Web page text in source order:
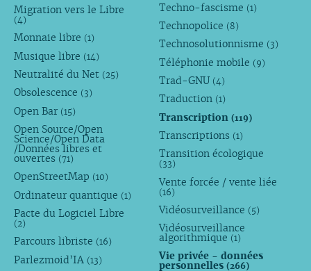
Migration vers le Libre
(4)
Monnaie libre (1)
Musique libre (14)
Neutralité du Net (25)
Obsolescence (3)
Open Bar (15)
Open Source/Open
Science/Open Data
/Données libres et
ouvertes (71)
OpenStreetMap (10)
Ordinateur quantique (1)
Pacte du Logiciel Libre
(2)
Parcours libriste (16)
Parlezmoid’IA (13)
Techno-fascisme (1)
Technopolice (8)
Technosolutionnisme (3)
Téléphonie mobile (9)
Trad-GNU (4)
Traduction (1)
Transcription(119)
Transcriptions (1)
Transition écologique
(33)
Vente forcée / vente liée
(16)
Vidéosurveillance (5)
Vidéosurveillance
algorithmique (1)
Vie privée - données
personnelles(266)